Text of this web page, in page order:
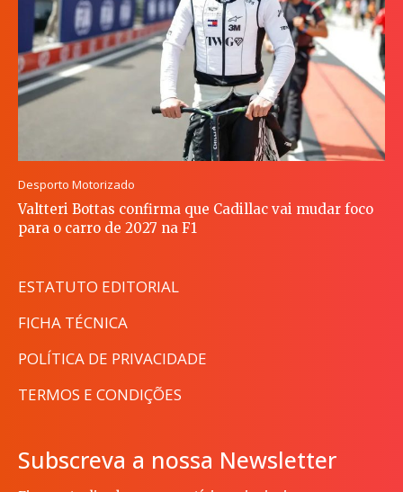
Desporto Motorizado
Valtteri Bottas confirma que Cadillac vai mudar foco
para o carro de 2027 na F1
ESTATUTO EDITORIAL
FICHA TÉCNICA
POLÍTICA DE PRIVACIDADE
TERMOS E CONDIÇÕES
Subscreva a nossa Newsletter